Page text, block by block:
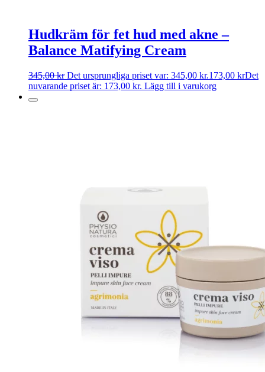
Hudkräm för fet hud med akne –
Balance Matifying Cream
345,00kr Det ursprungliga priset var: 345,00 kr.173,00 krDet
nuvarande priset är: 173,00 kr. Lägg till i varukorg